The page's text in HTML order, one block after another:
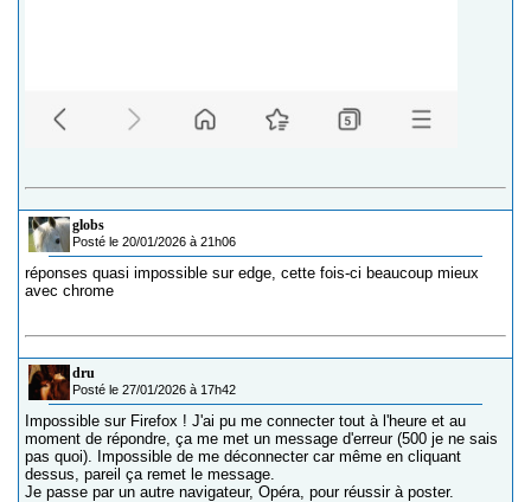
globs
Posté le 20/01/2026 à 21h06
réponses quasi impossible sur edge, cette fois-ci beaucoup mieux
avec chrome
dru
Posté le 27/01/2026 à 17h42
Impossible sur Firefox ! J'ai pu me connecter tout à l'heure et au
moment de répondre, ça me met un message d'erreur (500 je ne sais
pas quoi). Impossible de me déconnecter car même en cliquant
dessus, pareil ça remet le message.
Je passe par un autre navigateur, Opéra, pour réussir à poster.